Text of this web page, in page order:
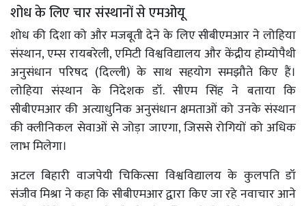
शोध के लिए चार संस्थानों से एमओयू
शोध की दिशा को और मजबूती देने के लिए सीबीएमआर ने लोहिया
संस्थान, एम्स रायबरेली, एमिटी विश्वविद्यालय और केंद्रीय होम्योपैथी
अनुसंधान परिषद (दिल्ली) के साथ सहयोग समझौते किए हैं।
लोहिया संस्थान के निदेशक डॉ. सीएम सिंह ने बताया कि
सीबीएमआर की अत्याधुनिक अनुसंधान क्षमताओं को उनके संस्थान
की क्लीनिकल सेवाओं से जोड़ा जाएगा, जिससे रोगियों को अधिक
लाभ मिलेगा।
अटल बिहारी वाजपेयी चिकित्सा विश्वविद्यालय के कुलपति डॉ
संजीव मिश्रा ने कहा कि सीबीएमआर द्वारा किए जा रहे नवाचार आने